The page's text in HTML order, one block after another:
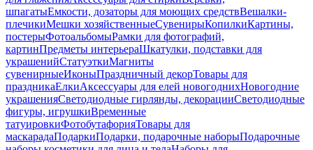
шпагатыЕмкости, дозаторы для моющих средствВешалки-
плечикиМешки хозяйственныеСувенирыКопилкиКартины,
постерыФотоальбомыРамки для фотографий,
картинПредметы интерьераШкатулки, подставки для
украшенийСтатуэткиМагниты
сувенирныеИконыПраздничный декорТовары для
праздникаЕлкиАксессуары для елей новогоднихНовогодние
украшенияСветодиодные гирлянды, декорацииСветодиодные
фигуры, игрушкиВременные
татуировкиФотобутафорияТовары для
маскарадаПодаркиПодарки, подарочные наборыПодарочные